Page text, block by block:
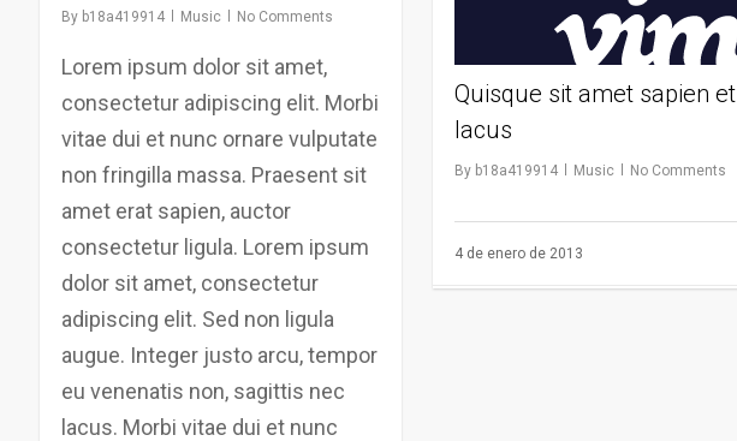
de
aumentar
el
By b18a419914 Music No Comments
Lorem ipsum dolor sit amet,
consectetur adipiscing elit. Morbi
vitae dui et nunc ornare vulputate
non fringilla massa. Praesent sit
amet erat sapien, auctor
consectetur ligula. Lorem ipsum
dolor sit amet, consectetur
adipiscing elit. Sed non ligula
augue. Integer justo arcu, tempor
eu venenatis non, sagittis nec
lacus. Morbi vitae dui et nunc
Quisque sit amet sapien et
lacus
By b18a419914 Music No Comments
4 de enero de 2013